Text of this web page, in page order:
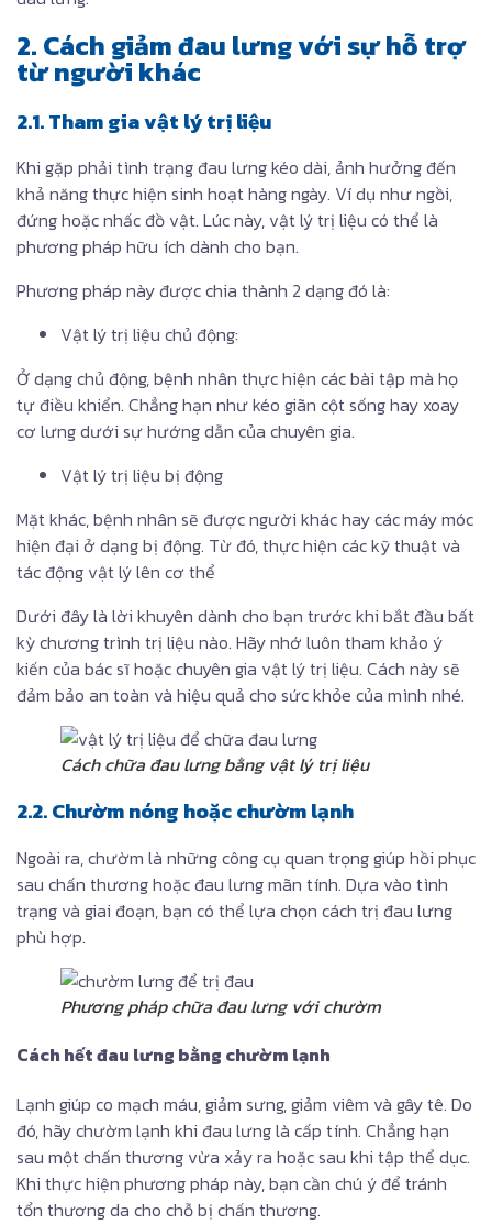
2. Cách giảm đau lưng với sự hỗ trợ
từ người khác
2.1. Tham gia vật lý trị liệu
Khi gặp phải tình trạng đau lưng kéo dài, ảnh hưởng đến
khả năng thực hiện sinh hoạt hàng ngày. Ví dụ như ngồi,
đứng hoặc nhấc đồ vật. Lúc này, vật lý trị liệu có thể là
phương pháp hữu ích dành cho bạn.
Phương pháp này được chia thành 2 dạng đó là:
Vật lý trị liệu chủ động:
Ở dạng chủ động, bệnh nhân thực hiện các bài tập mà họ
tự điều khiển. Chẳng hạn như kéo giãn cột sống hay xoay
cơ lưng dưới sự hướng dẫn của chuyên gia.
Vật lý trị liệu bị động
Mặt khác, bệnh nhân sẽ được người khác hay các máy móc
hiện đại ở dạng bị động. Từ đó, thực hiện các kỹ thuật và
tác động vật lý lên cơ thể
Dưới đây là lời khuyên dành cho bạn trước khi bắt đầu bất
kỳ chương trình trị liệu nào. Hãy nhớ luôn tham khảo ý
kiến của bác sĩ hoặc chuyên gia vật lý trị liệu. Cách này sẽ
đảm bảo an toàn và hiệu quả cho sức khỏe của mình nhé.
Cách chữa đau lưng bằng vật lý trị liệu
2.2. Chườm nóng hoặc chườm lạnh
Ngoài ra, chườm là những công cụ quan trọng giúp hồi phục
sau chấn thương hoặc đau lưng mãn tính. Dựa vào tình
trạng và giai đoạn, bạn có thể lựa chọn cách trị đau lưng
phù hợp.
Phương pháp chữa đau lưng với chườm
Cách hết đau lưng bằng chườm lạnh
Lạnh giúp co mạch máu, giảm sưng, giảm viêm và gây tê. Do
đó, hãy chườm lạnh khi đau lưng là cấp tính. Chẳng hạn
sau một chấn thương vừa xảy ra hoặc sau khi tập thể dục.
Khi thực hiện phương pháp này, bạn cần chú ý để tránh
tổn thương da cho chỗ bị chấn thương.